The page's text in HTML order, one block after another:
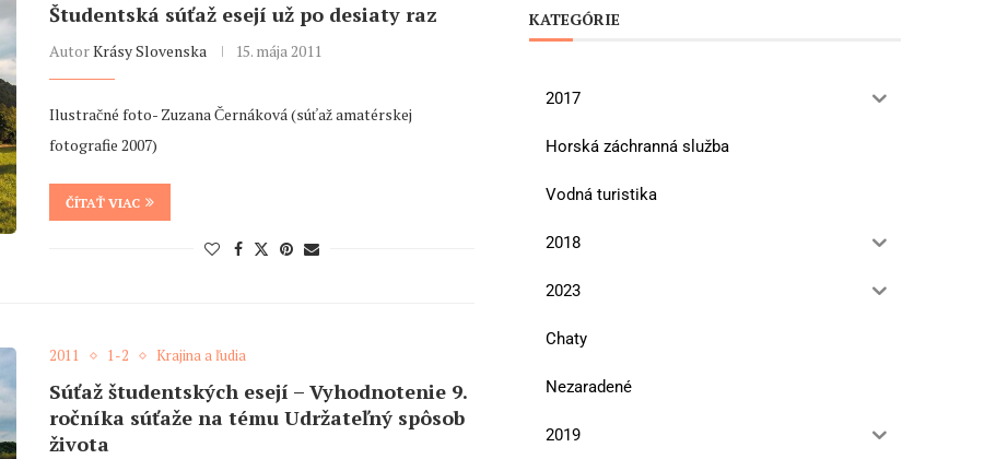
Študentská súťaž esejí už po desiaty raz
AutorKrásy Slovenska 15. mája 2011
Ilustračné foto- Zuzana Černáková (súťaž amatérskej
fotografie 2007)
ČÍTAŤ VIAC
2011 1-2 Krajina a ľudia
Súťaž študentských esejí – Vyhodnotenie 9.
ročníka súťaže na tému Udržateľný spôsob
života
KATEGÓRIE
2017
Horská záchranná služba
Vodná turistika
2018
2023
Chaty
Nezaradené
2019